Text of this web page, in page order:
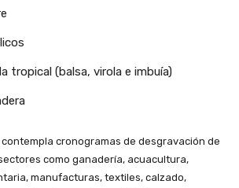
tropical (balsa, virola e imbuía)
cronogramas de desgravación de
como ganadería, acuacultura,
manufacturas, textiles, calzado,